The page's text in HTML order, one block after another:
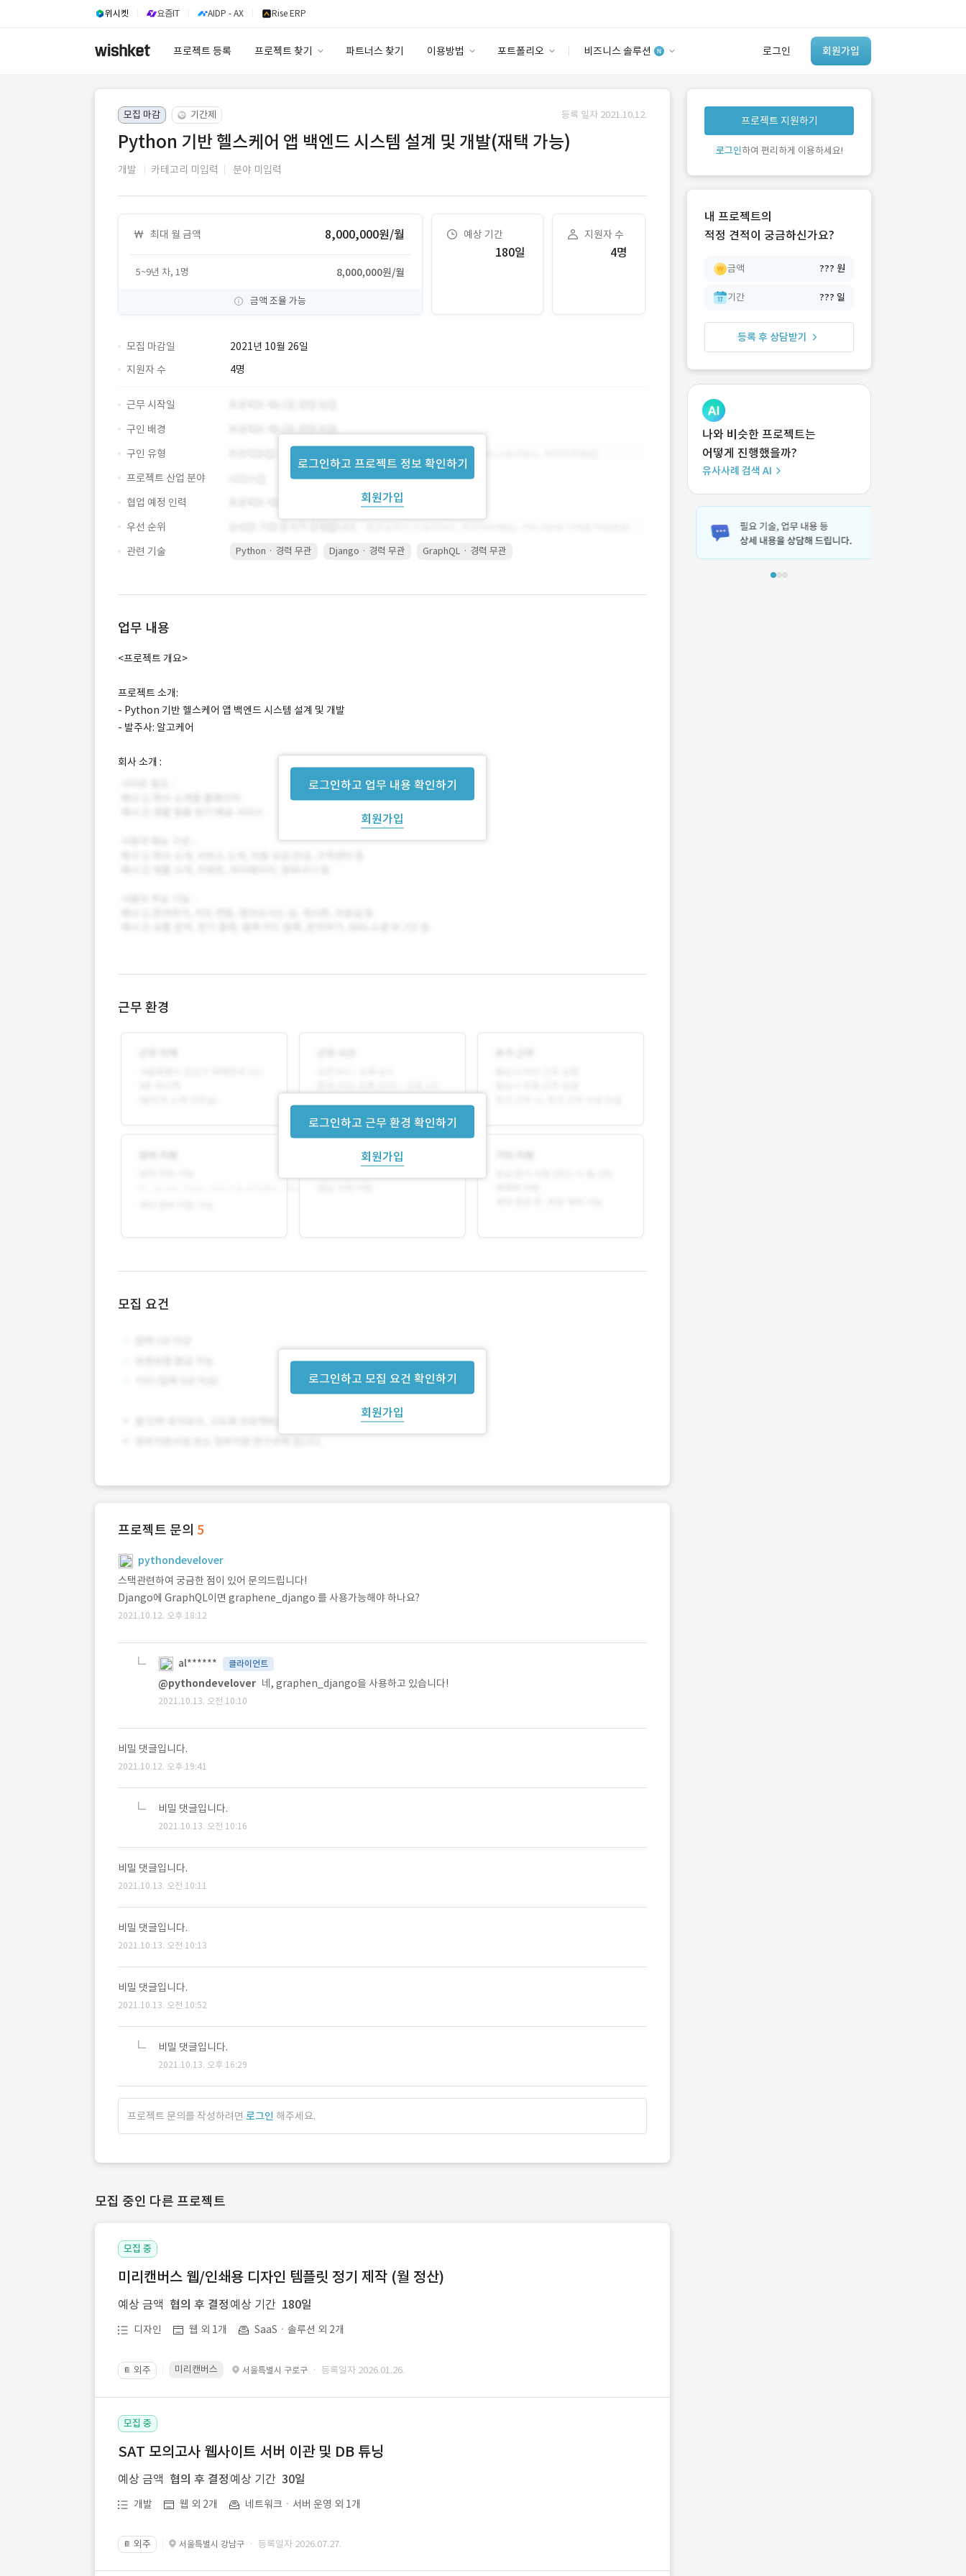
위시켓 요즘IT AIDP - AX Rise ERP
프로젝트 등록 프로젝트 찾기 파트너스 찾기 이용방법 포트폴리오 비즈니스 솔루션 로그인 회원가입
이용요금
고객센터
안심 코드 케어
유사사례 검색 AI
‘이런 거’ 만들어본
개발 회사 있어?
모집 마감 기간제 등록 일자 2021.10.12.
Python 기반 헬스케어 앱 백엔드 시스템 설계 및 개발(재택 가능)
개발 카테고리 미입력 분야 미입력
최대 월 금액 8,000,000원/월
5~9년 차, 1명 8,000,000원/월
금액 조율 가능
예상 기간
180일
지원자 수
4명
모집 마감일
2021년 10월 26일
지원자 수
4명
로그인하고 프로젝트 정보 확인하기
회원가입
근무 시작일
구인 배경
구인 유형
프로젝트 산업 분야
협업 예정 인력
우선 순위
관련 기술
Python · 경력 무관 Django · 경력 무관 GraphQL · 경력 무관
업무 내용
로그인하고 업무 내용 확인하기
회원가입
<프로젝트 개요>
프로젝트 소개:
- Python 기반 헬스케어 앱 백엔드 시스템 설계 및 개발
- 발주사: 알고케어
회사 소개 :
근무 환경
로그인하고 근무 환경 확인하기
회원가입
모집 요건
로그인하고 모집 요건 확인하기
회원가입
프로젝트 문의 5
pythondevelover
스택관련하여 궁금한 점이 있어 문의드립니다!
Django에 GraphQL이면 graphene_django 를 사용가능해야 하나요?
2021.10.12. 오후 18:12
al****** 클라이언트
@pythondevelover 네, graphen_django을 사용하고 있습니다!
2021.10.13. 오전 10:10
비밀 댓글입니다.
2021.10.12. 오후 19:41
비밀 댓글입니다.
2021.10.13. 오전 10:16
비밀 댓글입니다.
2021.10.13. 오전 10:11
비밀 댓글입니다.
2021.10.13. 오전 10:13
비밀 댓글입니다.
2021.10.13. 오전 10:52
비밀 댓글입니다.
2021.10.13. 오후 16:29
프로젝트 문의를 작성하려면 로그인 해주세요.
모집 중인 다른 프로젝트
모집 중
미리캔버스 웹/인쇄용 디자인 템플릿 정기 제작 (월 정산)
예상 금액 협의 후 결정 예상 기간 180일
디자인 웹 외 1개 SaaSㆍ솔루션 외 2개
📔 외주 미리캔버스 서울특별시 구로구 · 등록일자 2026.01.26.
모집 중
SAT 모의고사 웹사이트 서버 이관 및 DB 튜닝
예상 금액 협의 후 결정 예상 기간 30일
개발 웹 외 2개 네트워크ㆍ서버 운영 외 1개
📔 외주 서울특별시 강남구 · 등록일자 2026.07.27.
프로젝트 지원하기
로그인하여 편리하게 이용하세요!
내 프로젝트의
적정 견적이 궁금하신가요?
금액 ??? 원
기간 ??? 일
등록 후 상담받기
나와 비슷한 프로젝트는
어떻게 진행했을까?
유사사례 검색 AI